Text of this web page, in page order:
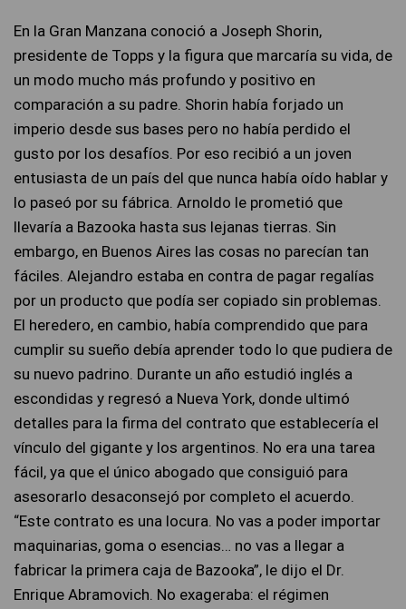
En la Gran Manzana conoció a Joseph Shorin,
presidente de Topps y la figura que marcaría su vida, de
un modo mucho más profundo y positivo en
comparación a su padre. Shorin había forjado un
imperio desde sus bases pero no había perdido el
gusto por los desafíos. Por eso recibió a un joven
entusiasta de un país del que nunca había oído hablar y
lo paseó por su fábrica. Arnoldo le prometió que
llevaría a Bazooka hasta sus lejanas tierras. Sin
embargo, en Buenos Aires las cosas no parecían tan
fáciles. Alejandro estaba en contra de pagar regalías
por un producto que podía ser copiado sin problemas.
El heredero, en cambio, había comprendido que para
cumplir su sueño debía aprender todo lo que pudiera de
su nuevo padrino. Durante un año estudió inglés a
escondidas y regresó a Nueva York, donde ultimó
detalles para la firma del contrato que establecería el
vínculo del gigante y los argentinos. No era una tarea
fácil, ya que el único abogado que consiguió para
asesorarlo desaconsejó por completo el acuerdo.
“Este contrato es una locura. No vas a poder importar
maquinarias, goma o esencias… no vas a llegar a
fabricar la primera caja de Bazooka”, le dijo el Dr.
Enrique Abramovich. No exageraba: el régimen